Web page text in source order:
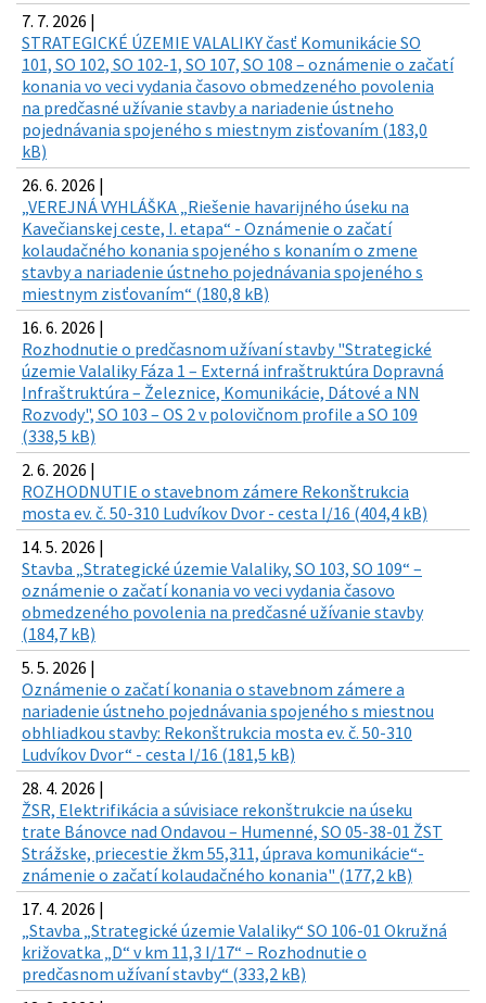
7. 7. 2026 |
STRATEGICKÉ ÚZEMIE VALALIKY časť Komunikácie SO
101, SO 102, SO 102-1, SO 107, SO 108 – oznámenie o začatí
konania vo veci vydania časovo obmedzeného povolenia
na predčasné užívanie stavby a nariadenie ústneho
pojednávania spojeného s miestnym zisťovaním (183,0
kB)
26. 6. 2026 |
„VEREJNÁ VYHLÁŠKA „Riešenie havarijného úseku na
Kavečianskej ceste, I. etapa“ - Oznámenie o začatí
kolaudačného konania spojeného s konaním o zmene
stavby a nariadenie ústneho pojednávania spojeného s
miestnym zisťovaním“ (180,8 kB)
16. 6. 2026 |
Rozhodnutie o predčasnom užívaní stavby "Strategické
územie Valaliky Fáza 1 – Externá infraštruktúra Dopravná
Infraštruktúra – Železnice, Komunikácie, Dátové a NN
Rozvody", SO 103 – OS 2 v polovičnom profile a SO 109
(338,5 kB)
2. 6. 2026 |
ROZHODNUTIE o stavebnom zámere Rekonštrukcia
mosta ev. č. 50-310 Ludvíkov Dvor - cesta I/16 (404,4 kB)
14. 5. 2026 |
Stavba „Strategické územie Valaliky, SO 103, SO 109“ –
oznámenie o začatí konania vo veci vydania časovo
obmedzeného povolenia na predčasné užívanie stavby
(184,7 kB)
5. 5. 2026 |
Oznámenie o začatí konania o stavebnom zámere a
nariadenie ústneho pojednávania spojeného s miestnou
obhliadkou stavby: Rekonštrukcia mosta ev. č. 50-310
Ludvíkov Dvor“ - cesta I/16 (181,5 kB)
28. 4. 2026 |
ŽSR, Elektrifikácia a súvisiace rekonštrukcie na úseku
trate Bánovce nad Ondavou – Humenné, SO 05-38-01 ŽST
Strážske, priecestie žkm 55,311, úprava komunikácie“-
známenie o začatí kolaudačného konania" (177,2 kB)
17. 4. 2026 |
„Stavba „Strategické územie Valaliky“ SO 106-01 Okružná
križovatka „D“ v km 11,3 I/17“ – Rozhodnutie o
predčasnom užívaní stavby“ (333,2 kB)